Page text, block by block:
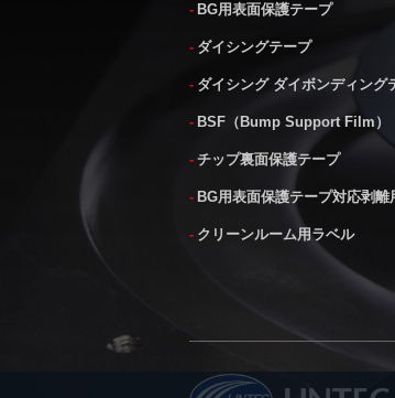
BG用表面保護テープ
ダイシングテープ
ダイシング ダイボンディング
BSF（Bump Support Film）
チップ裏面保護テープ
BG用表面保護テープ対応剥離
クリーンルーム用ラベル